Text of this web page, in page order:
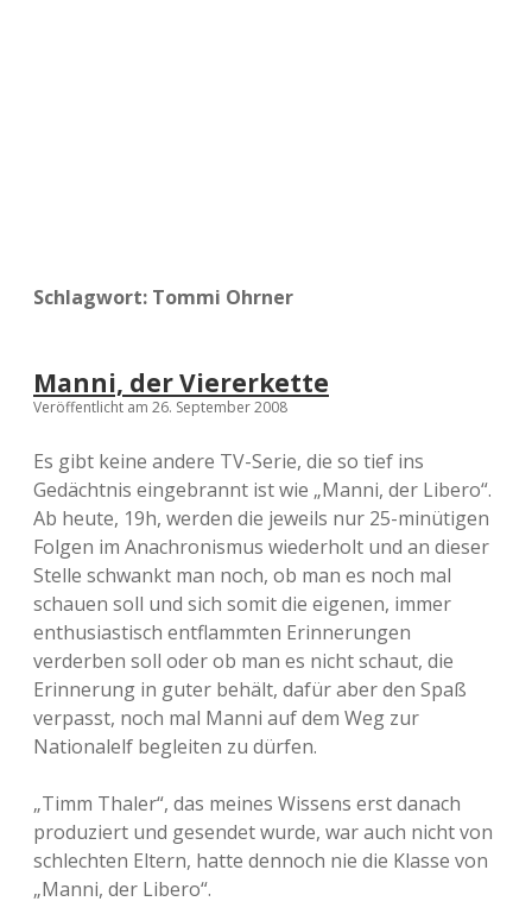
Schlagwort: Tommi Ohrner
Manni, der Viererkette
Veröffentlicht am 26. September 2008
Es gibt keine andere TV-Serie, die so tief ins
Gedächtnis eingebrannt ist wie „Manni, der Libero“.
Ab heute, 19h, werden die jeweils nur 25-minütigen
Folgen im Anachronismus wiederholt und an dieser
Stelle schwankt man noch, ob man es noch mal
schauen soll und sich somit die eigenen, immer
enthusiastisch entflammten Erinnerungen
verderben soll oder ob man es nicht schaut, die
Erinnerung in guter behält, dafür aber den Spaß
verpasst, noch mal Manni auf dem Weg zur
Nationalelf begleiten zu dürfen.
„Timm Thaler“, das meines Wissens erst danach
produziert und gesendet wurde, war auch nicht von
schlechten Eltern, hatte dennoch nie die Klasse von
„Manni, der Libero“.